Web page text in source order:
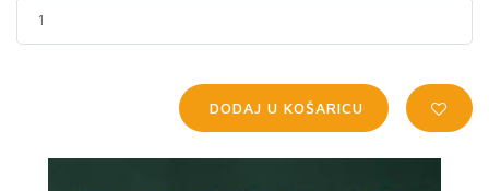
DODAJ U KOŠARICU